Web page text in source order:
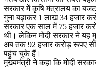
सरकार में कृषि मंत्रालय का
गुना बढ़ाकर 1 लाख 34 हजार
सरकार एक साल में 75 हजार
थी। लेकिन मोदी सरकार ने यह
अब तक 92 हजार करोड़ रूपए
पहुंच चुके हैं।
मुख्यमंत्री ने कहा कि मोदी